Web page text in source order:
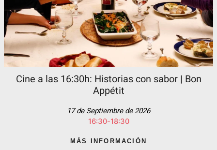
Cine a las 16:30h: Historias con sabor | Bon
Appétit
17 de Septiembre de 2026
16:30-18:30
MÁS INFORMACIÓN